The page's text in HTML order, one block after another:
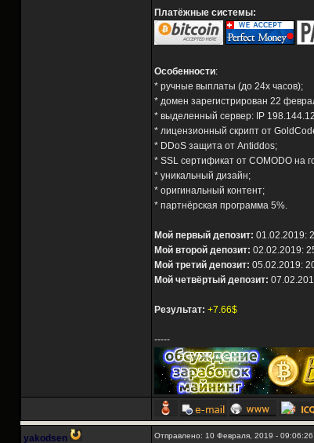
Платёжные системы:
Особенности:
* ручные выплаты (до 24х часов);
* домен зарегистрирован 22
* выделенный сервер: IP
* лицензионный скрипт от
* DDoS защита от Antiddos;
* SSL сертификат от COMODO на
* уникальный дизайн;
* оригинальный контент;
* партнёрская программа 5%.
Мой первый депозит: 01.02.2019:
Мой второй депозит: 02.02.2019:
Мой третий депозит: 05.02.2019:
Мой четвёртый депозит:
Результат: +7.66$
-----
yakodsen Отправлено: 10 Февраля, 2019 - 09:06:26